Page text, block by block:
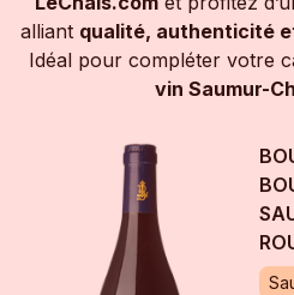
alliant qualité, authenticité
Idéal pour compléter votre
vin Saumur-